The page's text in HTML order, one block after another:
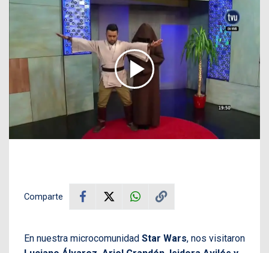
Comparte
En nuestra microcomunidad Star Wars, nos visitaron